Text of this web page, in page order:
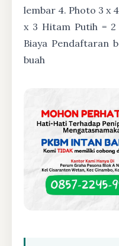
lembar 4. Photo 3 x
x 3 Hitam Putih = 2
Biaya Pendaftaran
buah